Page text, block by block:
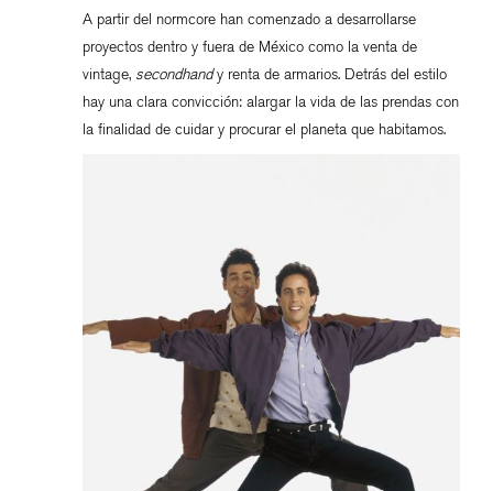
A partir del normcore han comenzado a desarrollarse
proyectos dentro y fuera de México como la venta de
vintage,secondhandy renta de armarios. Detrás del estilo
hay una clara convicción: alargar la vida de las prendas con
la finalidad de cuidar y procurar el planeta que habitamos.